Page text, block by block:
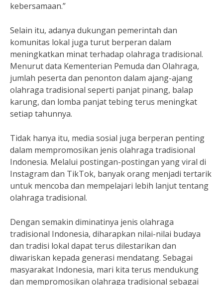
kebersamaan.”
Selain itu, adanya dukungan pemerintah dan
komunitas lokal juga turut berperan dalam
meningkatkan minat terhadap olahraga tradisional.
Menurut data Kementerian Pemuda dan Olahraga,
jumlah peserta dan penonton dalam ajang-ajang
olahraga tradisional seperti panjat pinang, balap
karung, dan lomba panjat tebing terus meningkat
setiap tahunnya.
Tidak hanya itu, media sosial juga berperan penting
dalam mempromosikan jenis olahraga tradisional
Indonesia. Melalui postingan-postingan yang viral di
Instagram dan TikTok, banyak orang menjadi tertarik
untuk mencoba dan mempelajari lebih lanjut tentang
olahraga tradisional.
Dengan semakin diminatinya jenis olahraga
tradisional Indonesia, diharapkan nilai-nilai budaya
dan tradisi lokal dapat terus dilestarikan dan
diwariskan kepada generasi mendatang. Sebagai
masyarakat Indonesia, mari kita terus mendukung
dan mempromosikan olahraga tradisional sebagai